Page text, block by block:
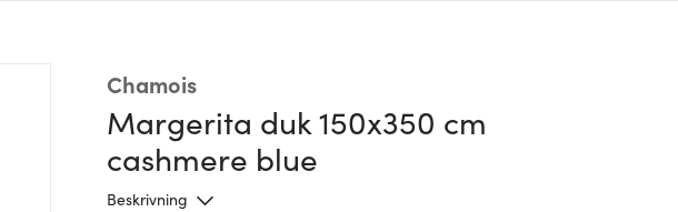
Chamois
Margerita duk 150x350 cm
cashmere blue
Beskrivning